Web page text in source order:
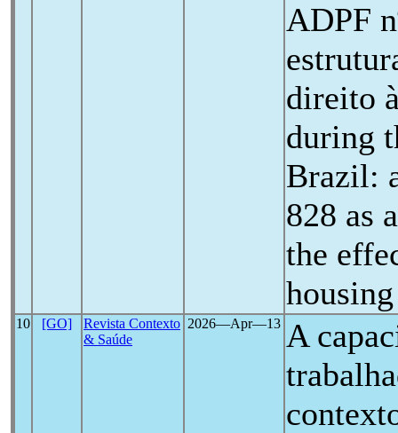
ADPF
direito
during
Brazil:
828 as
the
housing
10 [GO]
Revista Contexto
& Saúde
2026―Apr―13 A